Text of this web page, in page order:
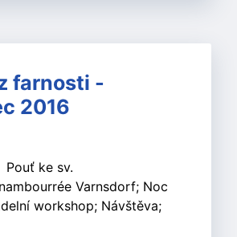
farnosti -
2016
Pouť ke sv.
Varnsdorf; Noc
workshop; Návštěva;